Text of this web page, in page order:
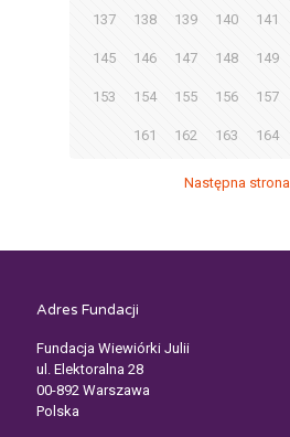
137 138 139 140 141
145 146 147 148 149
153 154 155 156 157
161 162 163 164
Następna strona
Adres Fundacji
Fundacja Wiewiórki Julii
ul. Elektoralna 28
00-892 Warszawa
Polska